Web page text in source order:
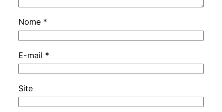
Nome *
E-mail *
Site